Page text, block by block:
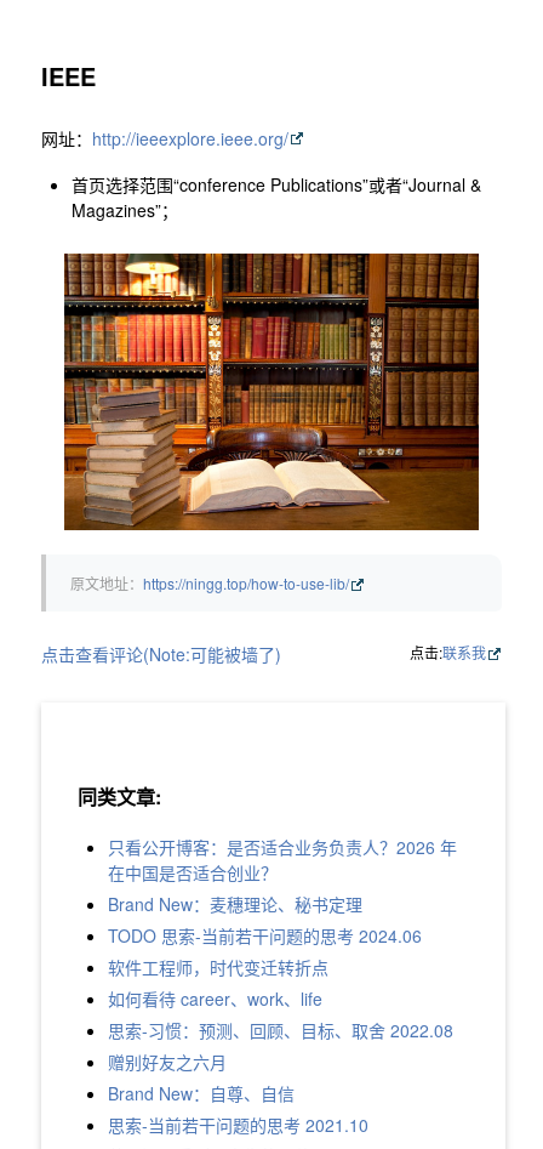
IEEE
网址： http://ieeexplore.ieee.org/
首页选择范围“conference Publications”或者“Journal &
Magazines”；
原文地址： https://ningg.top/how-to-use-lib/
点击:联系我
点击查看评论(Note:可能被墙了)
同类文章:
只看公开博客：是否适合业务负责人？2026 年
在中国是否适合创业？
Brand New：麦穗理论、秘书定理
TODO 思索-当前若干问题的思考 2024.06
软件工程师，时代变迁转折点
如何看待 career、work、life
思索-习惯：预测、回顾、目标、取舍 2022.08
赠别好友之六月
Brand New：自尊、自信
思索-当前若干问题的思考 2021.10